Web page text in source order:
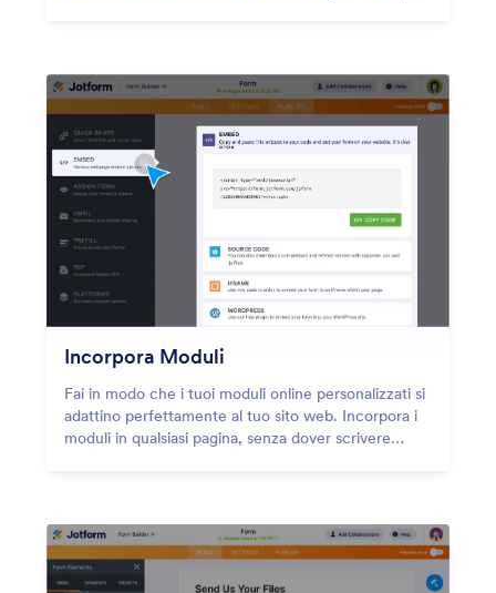
Incorpora Moduli
Fai in modo che i tuoi moduli online personalizzati si
adattino perfettamente al tuo sito web. Incorpora i
moduli in qualsiasi pagina, senza dover scrivere
piattaforme di terze parti e tanto altro ancora!